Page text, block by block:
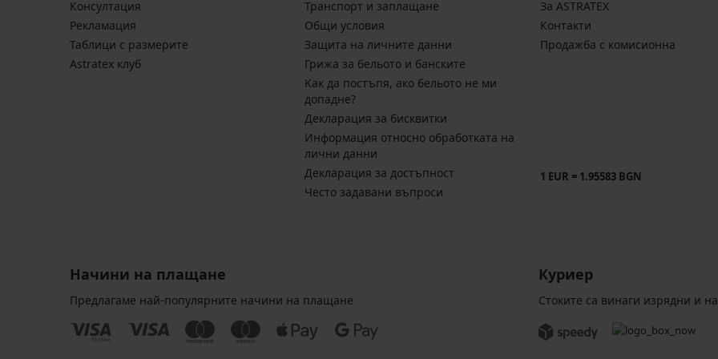
Консултация
Pекламация
Таблици с размерите
Astratex клуб
Транспорт и заплащане
Общи условия
Защита на личните данни
Грижа за бельото и банските
Kак да постъпя, ако бельото не ми
допадне?
Декларация за бисквитки
Информация относно обработката на
лични данни
Декларация за достъпност
Често задавани въпроси
За ASTRATEX
Контакти
Продажба с комисионна
1 EUR = 1.95583 BGN
Начини на плащане
Предлагаме най-популярните начини на плащане
Куриер
Стоките са винаги изрядни и